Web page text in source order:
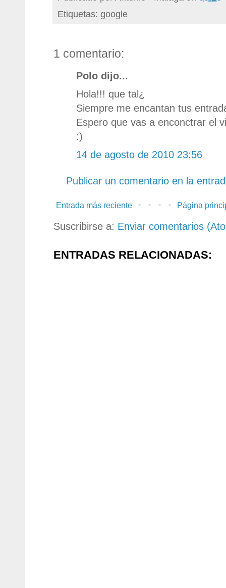
Etiquetas: google
1 comentario:
Polo dijo...
Hola!!! que tal¿
Siempre me encantan tus
Espero que vas a enconctrar el
:)
14 de agosto de 2010 23:56
Publicar un comentario en la
Entrada más reciente Página
Suscribirse a: Enviar comentarios
ENTRADAS RELACIONADAS: